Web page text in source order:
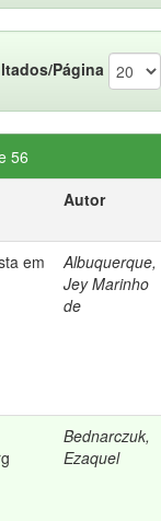
Página
56
Autor
em
Albuquerque,
Jey Marinho
de
Bednarczuk,
Ezaquel